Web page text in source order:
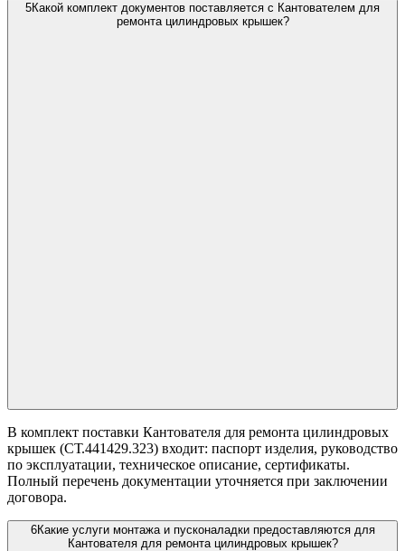
5Какой комплект документов поставляется с Кантователем для
ремонта цилиндровых крышек?
В комплект поставки Кантователя для ремонта цилиндровых
крышек (СТ.441429.323) входит: паспорт изделия, руководство
по эксплуатации, техническое описание, сертификаты.
Полный перечень документации уточняется при заключении
договора.
6Какие услуги монтажа и пусконаладки предоставляются для
Кантователя для ремонта цилиндровых крышек?